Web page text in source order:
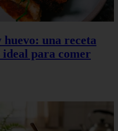
una receta
para comer